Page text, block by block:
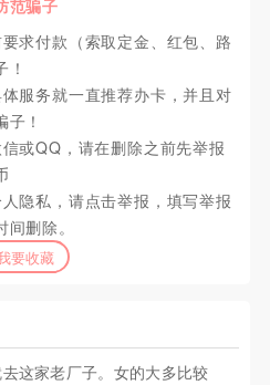
范骗子
求付款（索取定金、红包、路
服务就一直推荐办卡，并且对
！
或QQ，请在删除之前先举报
隐私，请点击举报，填写举报
删除。
要收藏
这家老厂子。女的大多比较